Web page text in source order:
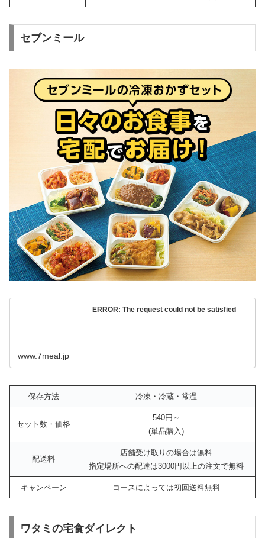
セブンミール
ERROR: The request could not be satisfied
www.7meal.jp
保存方法 冷凍・冷蔵・常温
セット数・価格
540円～
(単品購入)
配送料
店舗受け取りの場合は無料
指定場所への配達は3000円以上の注文で無料
キャンペーン コースによっては初回送料無料
ワタミの宅食ダイレクト